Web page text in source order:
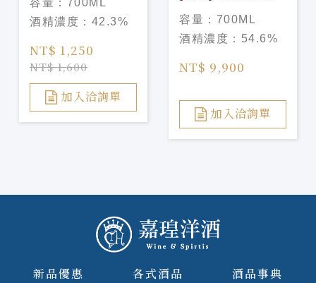
Glengoyne 12
Year Old PX Cask
Edition 2026
容量： 700ML
酒精濃度： 42.3%
NT$ 1,250
NT$ 1,600
加入洽詢單
人系列 格蘭路思
1995/30年#6979
54.6%單桶原酒
SIGNATORY
#6979 54.6%
容量： 700ML
酒精濃度： 54.6%
NT$ 9,900
加入洽詢單
新品優惠 各式酒品
酒品事典